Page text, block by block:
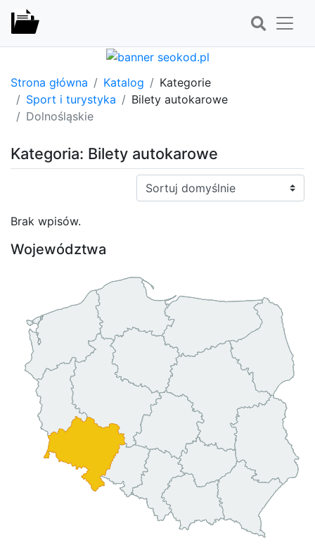
Strona główna Katalog
Kategorie
Sport i turystyka
Bilety autokarowe
Dolnośląskie
Kategoria: Bilety autokarowe
Sortuj:
Brak wpisów.
Województwa